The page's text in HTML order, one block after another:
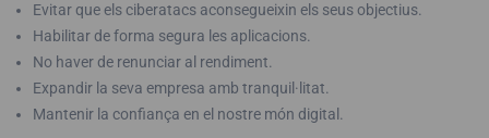
Evitar que els ciberatacs aconsegueixin els seus objectius.
Habilitar de forma segura les aplicacions.
No haver de renunciar al rendiment.
Expandir la seva empresa amb tranquil·litat.
Mantenir la confiança en el nostre món digital.